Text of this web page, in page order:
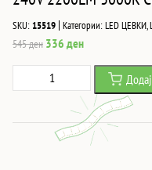
SKU:15519 | Категории:LED ЦЕВКИ,
545ден Original
was:
336 денCurrent
336 ден.
ЦЕВКА
РОТИРАЧКА